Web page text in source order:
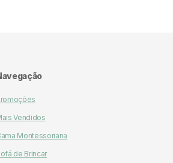
Vendidos
Montessoriana
de Brincar